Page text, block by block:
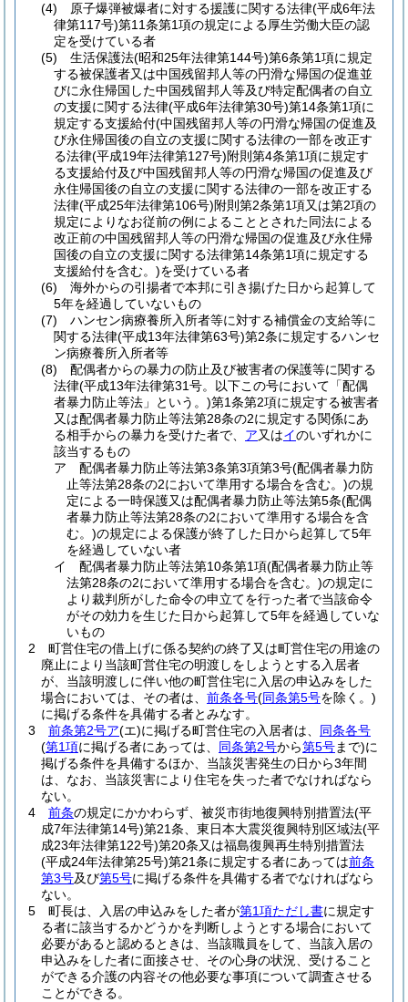
(4)
原子爆弾被爆者に対する援護に関する法律(平成6年法
律第117号)第11条第1項の規定による厚生労働大臣の認
定を受けている者
(5)
生活保護法(昭和25年法律第144号)第6条第1項に規定
する被保護者又は中国残留邦人等の円滑な帰国の促進並
びに永住帰国した中国残留邦人等及び特定配偶者の自立
の支援に関する法律(平成6年法律第30号)第14条第1項に
規定する支援給付(中国残留邦人等の円滑な帰国の促進及
び永住帰国後の自立の支援に関する法律の一部を改正す
る法律(平成19年法律第127号)附則第4条第1項に規定す
る支援給付及び中国残留邦人等の円滑な帰国の促進及び
永住帰国後の自立の支援に関する法律の一部を改正する
法律(平成25年法律第106号)附則第2条第1項又は第2項の
規定によりなお従前の例によることとされた同法による
改正前の中国残留邦人等の円滑な帰国の促進及び永住帰
国後の自立の支援に関する法律第14条第1項に規定する
支援給付を含む。)を受けている者
(6)
海外からの引揚者で本邦に引き揚げた日から起算して
5年を経過していないもの
(7)
ハンセン病療養所入所者等に対する補償金の支給等に
関する法律(平成13年法律第63号)第2条に規定するハンセ
ン病療養所入所者等
(8)
配偶者からの暴力の防止及び被害者の保護等に関する
法律(平成13年法律第31号。以下この号において「配偶
者暴力防止等法」という。)第1条第2項に規定する被害者
又は配偶者暴力防止等法第28条の2に規定する関係にあ
る相手からの暴力を受けた者で、 ア又はイのいずれかに
該当するもの
ア
配偶者暴力防止等法第3条第3項第3号(配偶者暴力防
止等法第28条の2において準用する場合を含む。)の規
定による一時保護又は配偶者暴力防止等法第5条(配偶
者暴力防止等法第28条の2において準用する場合を含
む。)の規定による保護が終了した日から起算して5年
を経過していない者
イ
配偶者暴力防止等法第10条第1項(配偶者暴力防止等
法第28条の2において準用する場合を含む。)の規定に
より裁判所がした命令の申立てを行った者で当該命令
がその効力を生じた日から起算して5年を経過していな
いもの
2
町営住宅の借上げに係る契約の終了又は町営住宅の用途の
廃止により当該町営住宅の明渡しをしようとする入居者
が、当該明渡しに伴い他の町営住宅に入居の申込みをした
場合においては、その者は、 前条各号(同条第5号を除く。)
に掲げる条件を具備する者とみなす。
3
前条第2号ア(エ)に掲げる町営住宅の入居者は、 同条各号
(第1項に掲げる者にあっては、 同条第2号から第5号まで)に
掲げる条件を具備するほか、当該災害発生の日から3年間
は、なお、当該災害により住宅を失った者でなければなら
ない。
4
前条の規定にかかわらず、被災市街地復興特別措置法(平
成7年法律第14号)第21条、東日本大震災復興特別区域法(平
成23年法律第122号)第20条又は福島復興再生特別措置法
(平成24年法律第25号)第21条に規定する者にあっては前条
第3号及び第5号に掲げる条件を具備する者でなければなら
ない。
5
町長は、入居の申込みをした者が第1項ただし書に規定す
る者に該当するかどうかを判断しようとする場合において
必要があると認めるときは、当該職員をして、当該入居の
申込みをした者に面接させ、その心身の状況、受けること
ができる介護の内容その他必要な事項について調査させる
ことができる。